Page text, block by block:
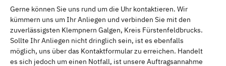
Gerne können Sie uns rund um die Uhr kontaktieren. Wir
kümmern uns um Ihr Anliegen und verbinden Sie mit den
zuverlässigsten Klempnern Galgen, Kreis Fürstenfeldbrucks.
Sollte Ihr Anliegen nicht dringlich sein, ist es ebenfalls
möglich, uns über das Kontaktformular zu erreichen. Handelt
es sich jedoch um einen Notfall, ist unsere Auftragsannahme